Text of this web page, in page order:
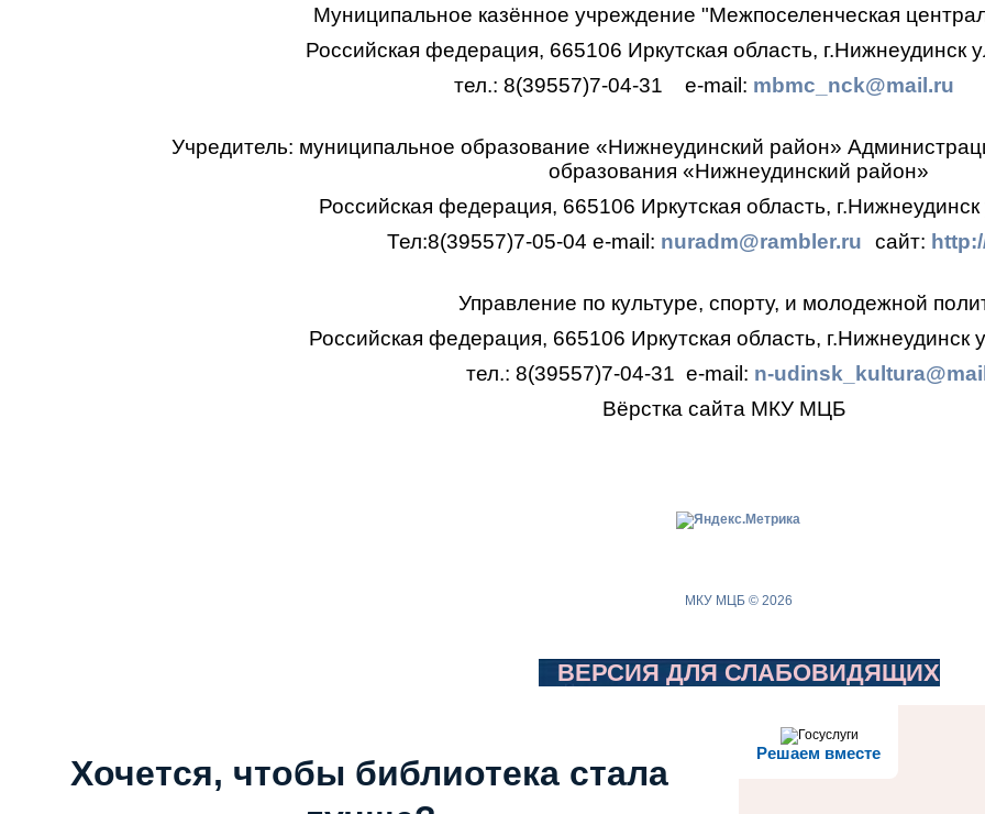
Муниципальное казённое учреждение "Межпоселенческая
Российская федерация, 665106 Иркутская область, г.Нижнеудинск
тел.: 8(39557)7-04-31
e-mail: mbmc_nck@mail.ru
Учредитель: муниципальное образование «Нижнеудинский район»
образования «Нижнеудинский район»
Российская федерация, 665106 Иркутская область, г.Нижнеудинск
Тел:8(39557)7-05-04 e-mail: nuradm@rambler.ru сайт:
Управление по культуре, спорту, и молодежной
Российская федерация, 665106 Иркутская область, г.Нижнеудинск
тел.: 8(39557)7-04-31 e-mail: n-
Вёрстка сайта МКУ МЦБ
МКУ МЦБ © 2026
ВЕРСИЯ ДЛЯ СЛАБОВИДЯЩИХ
Решаем вместе
Хочется, чтобы библиотека стала